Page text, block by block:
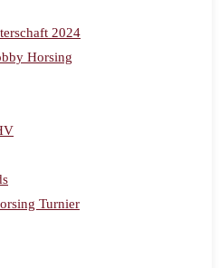
2024
Horsing
Turnier